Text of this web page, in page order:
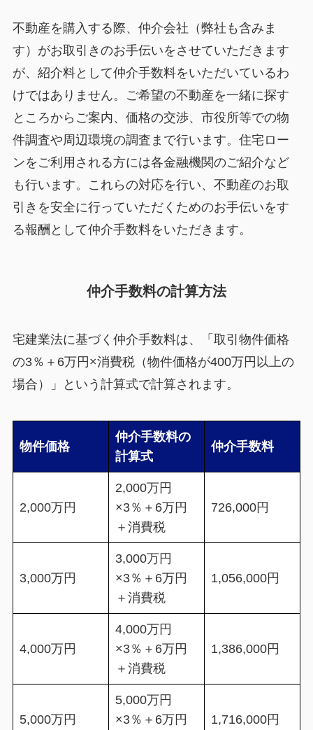
不動産を購入する際、仲介会社（弊社も含みま
す）がお取引きのお手伝いをさせていただきます
が、紹介料として仲介手数料をいただいているわ
けではありません。ご希望の不動産を一緒に探す
ところからご案内、価格の交渉、市役所等での物
件調査や周辺環境の調査まで行います。住宅ロー
ンをご利用される方には各金融機関のご紹介など
も行います。これらの対応を行い、不動産のお取
引きを安全に行っていただくためのお手伝いをす
る報酬として仲介手数料をいただきます。
仲介手数料の計算方法
宅建業法に基づく仲介手数料は、「取引物件価格
の3％＋6万円×消費税（物件価格が400万円以上の
場合）」という計算式で計算されます。
物件価格
仲介手数料の
計算式
仲介手数料
2,000万円
2,000万円
×3％＋6万円
＋消費税
726,000円
3,000万円
3,000万円
×3％＋6万円
＋消費税
1,056,000円
4,000万円
4,000万円
×3％＋6万円
＋消費税
1,386,000円
5,000万円
5,000万円
×3％＋6万円
1,716,000円